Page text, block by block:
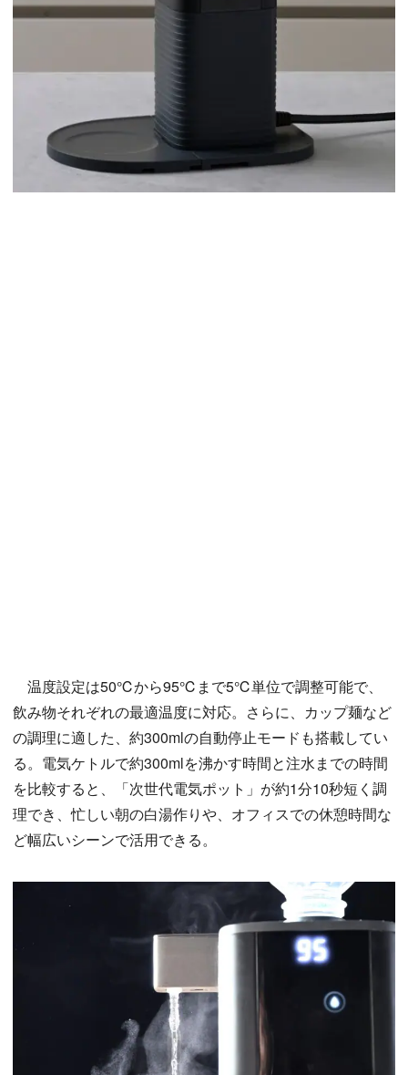
温度設定は50℃から95℃まで5℃単位で調整可能で、
飲み物それぞれの最適温度に対応。さらに、カップ麺など
の調理に適した、約300mlの自動停止モードも搭載してい
る。電気ケトルで約300mlを沸かす時間と注水までの時間
を比較すると、「次世代電気ポット」が約1分10秒短く調
理でき、忙しい朝の白湯作りや、オフィスでの休憩時間な
ど幅広いシーンで活用できる。